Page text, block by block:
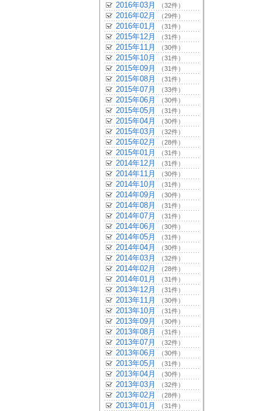
2016年03月 （32件）
2016年02月 （29件）
2016年01月 （31件）
2015年12月 （31件）
2015年11月 （30件）
2015年10月 （31件）
2015年09月 （31件）
2015年08月 （31件）
2015年07月 （33件）
2015年06月 （30件）
2015年05月 （31件）
2015年04月 （30件）
2015年03月 （32件）
2015年02月 （28件）
2015年01月 （31件）
2014年12月 （31件）
2014年11月 （30件）
2014年10月 （31件）
2014年09月 （30件）
2014年08月 （31件）
2014年07月 （31件）
2014年06月 （30件）
2014年05月 （31件）
2014年04月 （30件）
2014年03月 （32件）
2014年02月 （28件）
2014年01月 （31件）
2013年12月 （31件）
2013年11月 （30件）
2013年10月 （31件）
2013年09月 （30件）
2013年08月 （31件）
2013年07月 （32件）
2013年06月 （30件）
2013年05月 （31件）
2013年04月 （30件）
2013年03月 （32件）
2013年02月 （28件）
2013年01月 （31件）